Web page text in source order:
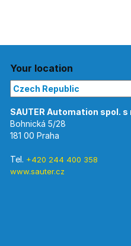
Your location
Bohnická 5/28
181 00 Praha
Tel. +420 244 400 358
www.sauter.cz